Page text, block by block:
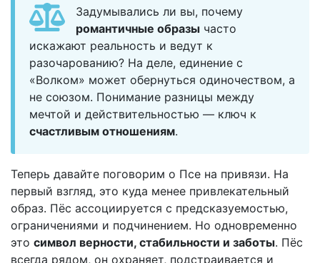
Задумывались ли вы, почему
романтичные образы часто
искажают реальность и ведут к
разочарованию? На деле, единение с
«Волком» может обернуться одиночеством, а
не союзом. Понимание разницы между
мечтой и действительностью — ключ к
счастливым отношениям.
Теперь давайте поговорим о Псе на привязи. На
первый взгляд, это куда менее привлекательный
образ. Пёс ассоциируется с предсказуемостью,
ограничениями и подчинением. Но одновременно
это символ верности, стабильности и заботы. Пёс
всегда рядом, он охраняет, подстраивается и